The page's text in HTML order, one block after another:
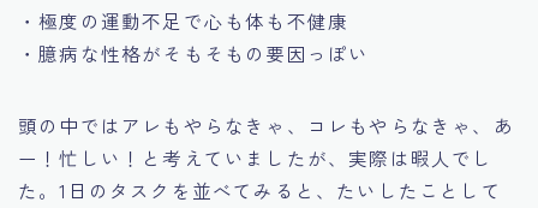
・極度の運動不足で心も体も不健康
・臆病な性格がそもそもの要因っぽい
頭の中ではアレもやらなきゃ、コレもやらなきゃ、あ
ー！忙しい！と考えていましたが、実際は暇人でし
た。1日のタスクを並べてみると、たいしたことして